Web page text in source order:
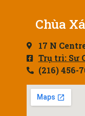
Chùa
17 N
Trụ trì: Sư
(216) 456-